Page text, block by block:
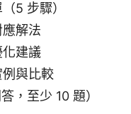
5 步驟）
解法
建議
與比較
，至少 10 題）